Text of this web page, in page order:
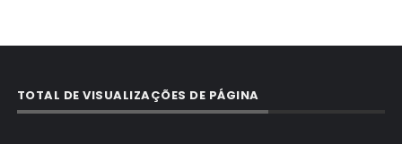
TOTAL DE VISUALIZAÇÕES DE PÁGINA